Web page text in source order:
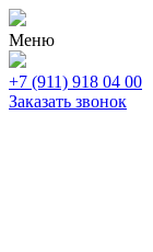
Меню
+7 (911) 918 04 00
Заказать звонок